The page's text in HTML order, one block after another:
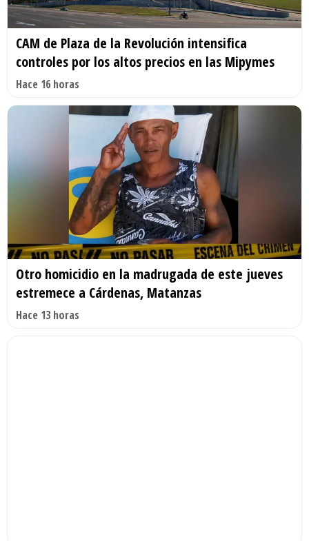
CAM de Plaza de la Revolución intensifica
controles por los altos precios en las Mipymes
Hace 16 horas
Otro homicidio en la madrugada de este jueves
estremece a Cárdenas, Matanzas
Hace 13 horas